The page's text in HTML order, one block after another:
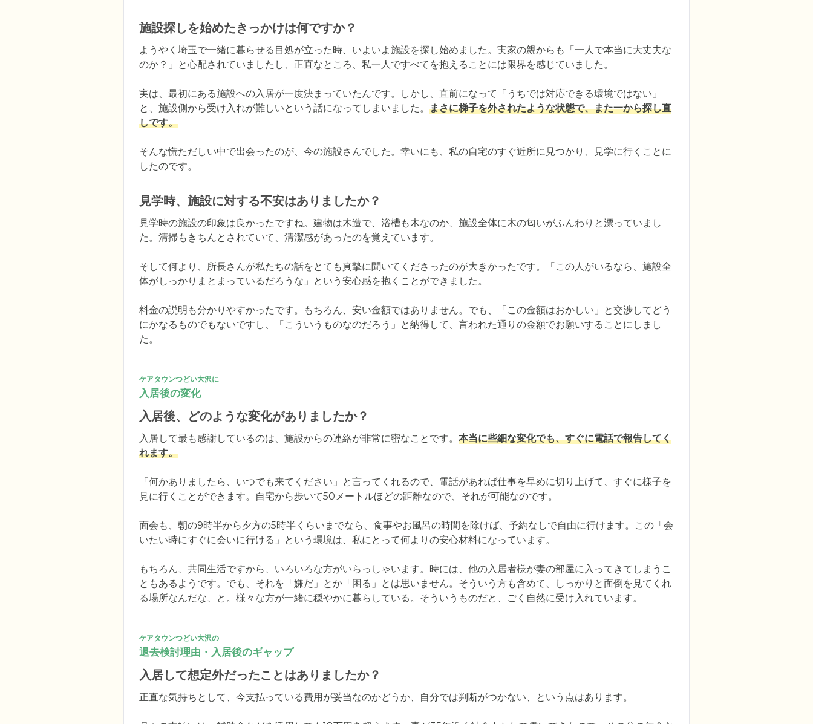
施設探しを始めたきっかけは何ですか？
ようやく埼玉で一緒に暮らせる目処が立った時、いよいよ施設を探し始めました。実家の親からも「一人で本当に大丈夫な
のか？」と心配されていましたし、正直なところ、私一人ですべてを抱えることには限界を感じていました。
実は、最初にある施設への入居が一度決まっていたんです。しかし、直前になって「うちでは対応できる環境ではない」
と、施設側から受け入れが難しいという話になってしまいました。 まさに梯子を外されたような状態で、また一から探し直
しです。
そんな慌ただしい中で出会ったのが、今の施設さんでした。幸いにも、私の自宅のすぐ近所に見つかり、見学に行くことに
したのです。
見学時、施設に対する不安はありましたか？
見学時の施設の印象は良かったですね。建物は木造で、浴槽も木なのか、施設全体に木の匂いがふんわりと漂っていまし
た。清掃もきちんとされていて、清潔感があったのを覚えています。
そして何より、所長さんが私たちの話をとても真摯に聞いてくださったのが大きかったです。「この人がいるなら、施設全
体がしっかりまとまっているだろうな」という安心感を抱くことができました。
料金の説明も分かりやすかったです。もちろん、安い金額ではありません。でも、「この金額はおかしい」と交渉してどう
にかなるものでもないですし、「こういうものなのだろう」と納得して、言われた通りの金額でお願いすることにしまし
た。
ケアタウンつどい大沢に
入居後の変化
入居後、どのような変化がありましたか？
入居して最も感謝しているのは、施設からの連絡が非常に密なことです。 本当に些細な変化でも、すぐに電話で報告してく
れます。
「何かありましたら、いつでも来てください」と言ってくれるので、電話があれば仕事を早めに切り上げて、すぐに様子を
見に行くことができます。自宅から歩いて50メートルほどの距離なので、それが可能なのです。
面会も、朝の9時半から夕方の5時半くらいまでなら、食事やお風呂の時間を除けば、予約なしで自由に行けます。この「会
いたい時にすぐに会いに行ける」という環境は、私にとって何よりの安心材料になっています。
もちろん、共同生活ですから、いろいろな方がいらっしゃいます。時には、他の入居者様が妻の部屋に入ってきてしまうこ
ともあるようです。でも、それを「嫌だ」とか「困る」とは思いません。そういう方も含めて、しっかりと面倒を見てくれ
る場所なんだな、と。様々な方が一緒に穏やかに暮らしている。そういうものだと、ごく自然に受け入れています。
ケアタウンつどい大沢の
退去検討理由・入居後のギャップ
入居して想定外だったことはありましたか？
正直な気持ちとして、今支払っている費用が妥当なのかどうか、自分では判断がつかない、という点はあります。